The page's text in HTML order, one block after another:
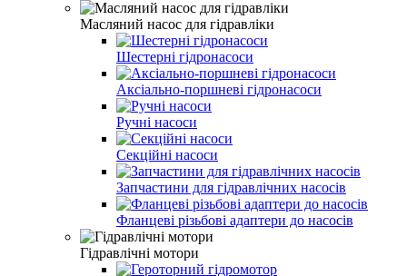
Масляний насос для гідравліки
Шестерні гідронасоси
Аксіально-поршневі гідронасоси
Ручні насоси
Секційні насоси
Запчастини для гідравлічних насосів
Фланцеві різьбові адаптери до насосів
Гідравлічні мотори